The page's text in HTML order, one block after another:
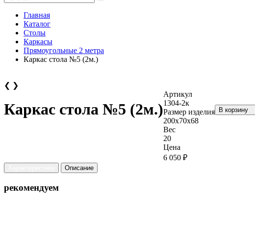
Главная
Каталог
Столы
Каркасы
Прямоугольные 2 метра
Каркас стола №5 (2м.)
❮ ❯
Каркас стола №5 (2м.)
Артикул
1304-2к
Размер изделия
200х70х68
Вес
20
Цена
6 050 ₽
В корзину
Описание
рекомендуем